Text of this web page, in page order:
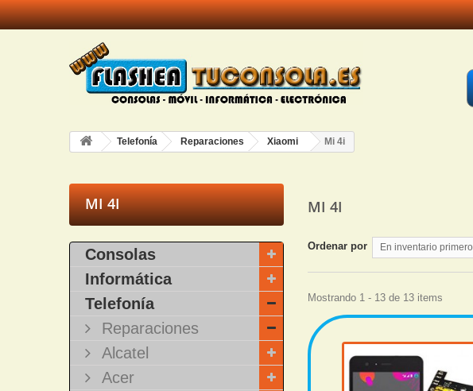
Telefonía Reparaciones Xiaomi Mi 4i
MI 4I
Consolas
Informática
Telefonía
Reparaciones
Alcatel
Acer
MI 4I
Ordenar por En inventario primero
Mostrando 1 - 13 de 13 items